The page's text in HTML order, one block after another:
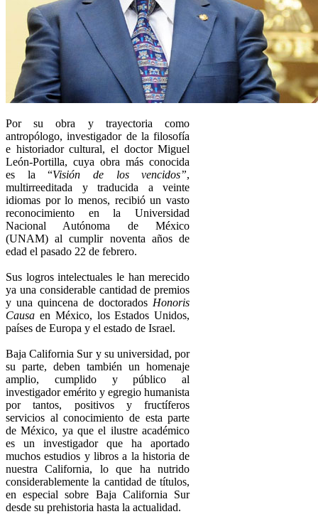
Por su obra y trayectoria como
antropólogo, investigador de la filosofía
e historiador cultural, el doctor Miguel
León-Portilla, cuya obra más conocida
es la “Visión de los vencidos”,
multirreeditada y traducida a veinte
idiomas por lo menos, recibió un vasto
reconocimiento en la Universidad
Nacional Autónoma de México
(UNAM) al cumplir noventa años de
edad el pasado 22 de febrero.
Sus logros intelectuales le han merecido
ya una considerable cantidad de premios
y una quincena de doctorados Honoris
Causa en México, los Estados Unidos,
países de Europa y el estado de Israel.
Baja California Sur y su universidad, por
su parte, deben también un homenaje
amplio, cumplido y público al
investigador emérito y egregio humanista
por tantos, positivos y fructíferos
servicios al conocimiento de esta parte
de México, ya que el ilustre académico
es un investigador que ha aportado
muchos estudios y libros a la historia de
nuestra California, lo que ha nutrido
considerablemente la cantidad de títulos,
en especial sobre Baja California Sur
desde su prehistoria hasta la actualidad.